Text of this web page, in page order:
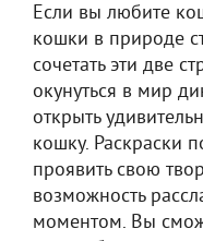
Если вы любите
кошки в природе
сочетать эти две
окунуться в мир
открыть
кошку. Раскраски
проявить свою
возможность
моментом. Вы